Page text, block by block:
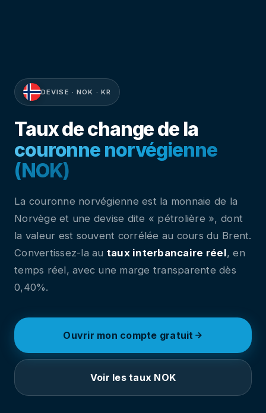
DEVISE · NOK · KR
Taux de change de la
couronne norvégienne
(NOK)
La couronne norvégienne est la monnaie de la
Norvège et une devise dite « pétrolière », dont
la valeur est souvent corrélée au cours du Brent.
Convertissez-la au taux interbancaire réel, en
temps réel, avec une marge transparente dès
0,40%.
Ouvrir mon compte gratuit
Voir les taux NOK